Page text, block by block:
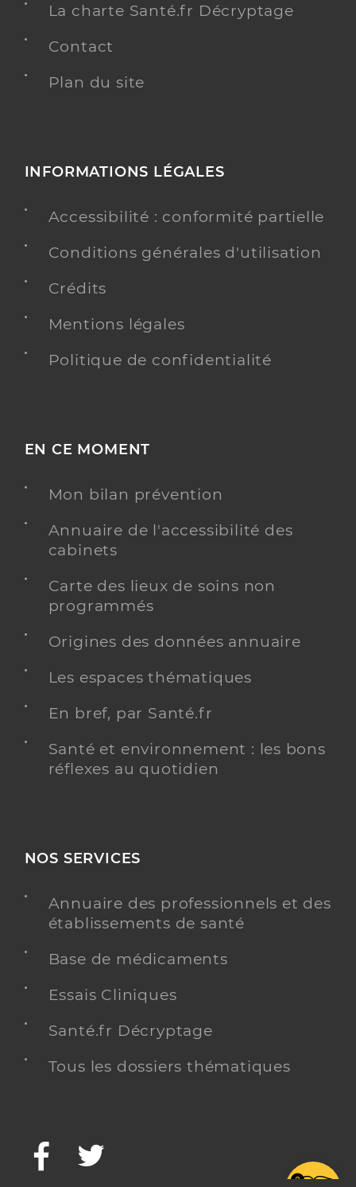
La charte Santé.fr Décryptage
Contact
Plan du site
INFORMATIONS LÉGALES
Accessibilité : conformité partielle
Conditions générales d'utilisation
Crédits
Mentions légales
Politique de confidentialité
EN CE MOMENT
Mon bilan prévention
Annuaire de l'accessibilité des
cabinets
Carte des lieux de soins non
programmés
Origines des données annuaire
Les espaces thématiques
En bref, par Santé.fr
Santé et environnement : les bons
réflexes au quotidien
NOS SERVICES
Annuaire des professionnels et des
établissements de santé
Base de médicaments
Essais Cliniques
Santé.fr Décryptage
Tous les dossiers thématiques
Facebook